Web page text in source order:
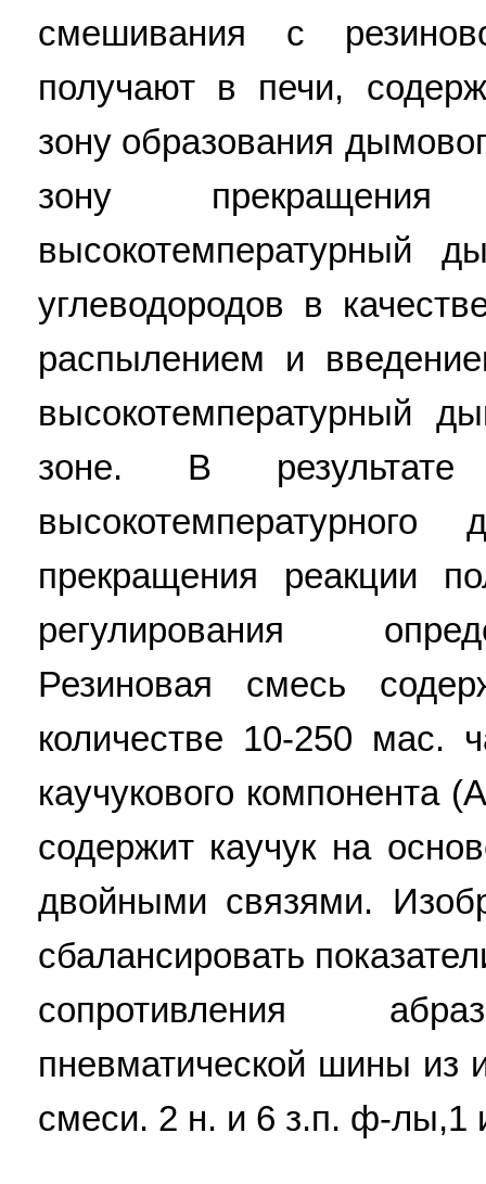
смешивания с
получают в печи,
зону образования
зону
высокотемпературный
углеводородов в
распылением и
высокотемпературный
зоне. В результате
прекращения реакции
регулирования
Резиновая смесь
количестве 10-250 мас.
каучукового компонента
содержит каучук на
двойными связями.
сбалансировать
сопротивления
пневматической шины из
смеси. 2 н. и 6 з.п. ф-лы,1